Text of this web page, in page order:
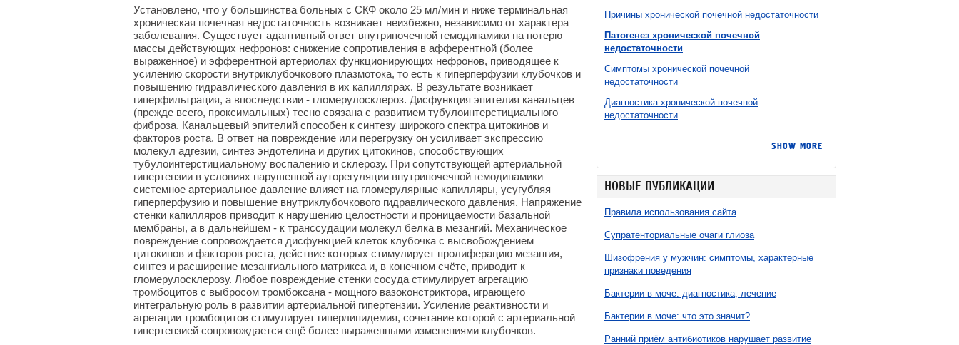
Причины хронической почечной недостаточности
Патогенез хронической почечной
недостаточности
Симптомы хронической почечной
недостаточности
Диагностика хронической почечной
недостаточности
SHOW MORE
НОВЫЕ ПУБЛИКАЦИИ
Правила использования сайта
Супратенториальные очаги глиоза
Шизофрения у мужчин: симптомы, характерные
признаки поведения
Бактерии в моче: диагностика, лечение
Бактерии в моче: что это значит?
Ранний приём антибиотиков нарушает развитие
Установлено, что у большинства больных с СКФ около 25 мл/мин и ниже терминальная
хроническая почечная недостаточность возникает неизбежно, независимо от характера
заболевания. Существует адаптивный ответ внутрипочечной гемодинамики на потерю
массы действующих нефронов: снижение сопротивления в афферентной (более
выраженное) и эфферентной артериолах функционирующих нефронов, приводящее к
усилению скорости внутриклубочкового плазмотока, то есть к гиперперфузии клубочков и
повышению гидравлического давления в их капиллярах. В результате возникает
гиперфильтрация, а впоследствии - гломерулосклероз. Дисфункция эпителия канальцев
(прежде всего, проксимальных) тесно связана с развитием тубулоинтерстициального
фиброза. Канальцевый эпителий способен к синтезу широкого спектра цитокинов и
факторов роста. В ответ на повреждение или перегрузку он усиливает экспрессию
молекул адгезии, синтез эндотелина и других цитокинов, способствующих
тубулоинтерстициальному воспалению и склерозу. При сопутствующей артериальной
гипертензии в условиях нарушенной ауторегуляции внутрипочечной гемодинамики
системное артериальное давление влияет на гломерулярные капилляры, усугубляя
гиперперфузию и повышение внутриклубочкового гидравлического давления. Напряжение
стенки капилляров приводит к нарушению целостности и проницаемости базальной
мембраны, а в дальнейшем - к транссудации молекул белка в мезангий. Механическое
повреждение сопровождается дисфункцией клеток клубочка с высвобождением
цитокинов и факторов роста, действие которых стимулирует пролиферацию мезангия,
синтез и расширение мезангиального матрикса и, в конечном счёте, приводит к
гломерулосклерозу. Любое повреждение стенки сосуда стимулирует агрегацию
тромбоцитов с выбросом тромбоксана - мощного вазоконстриктора, играющего
интегральную роль в развитии артериальной гипертензии. Усиление реактивности и
агрегации тромбоцитов стимулирует гиперлипидемия, сочетание которой с артериальной
гипертензией сопровождается ещё более выраженными изменениями клубочков.